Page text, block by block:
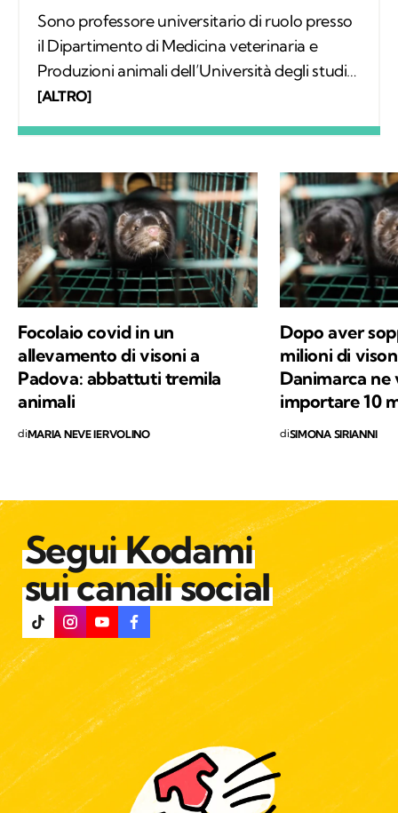
Sono professore universitario di ruolo presso
il Dipartimento di Medicina veterinaria e
Produzioni animali dell’Università degli studi
di Napoli Federico II e titolare della cattedra di
di perfezionamento e master universitari.
Appassionato di animali e di cani in
particolare, mi occupo da oltre vent’anni di
ricerca scientifica nel campo della patologia
spontanea degli animali domestici e di
tematiche inerenti l’oncologia comparata.
[ALTRO]
Focolaio covid in un
allevamento di visoni a
Padova: abbattuti tremila
animali
diMARIA NEVE IERVOLINO
Dopo aver
milioni di
Danimarca ne
importare 10
diSIMONA SIRIANNI
Segui Kodami
sui canali social